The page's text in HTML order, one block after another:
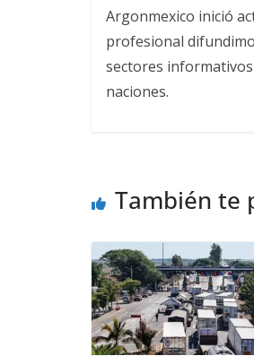
Argonmexico inició
profesional
sectores
naciones.
También te